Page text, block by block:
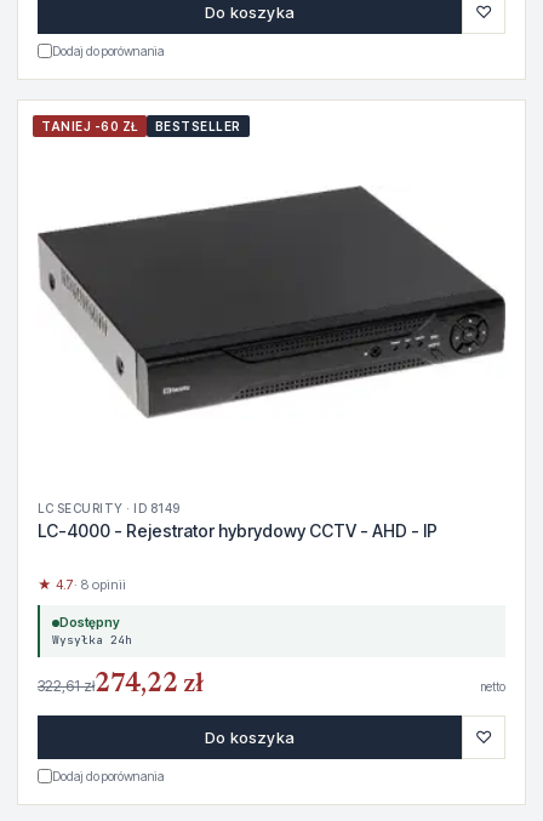
Do koszyka ♡
Dodaj do porównania
TANIEJ -60 ZŁ BESTSELLER
LC SECURITY · ID 8149
LC-4000 - Rejestrator hybrydowy CCTV - AHD - IP
★ 4.7· 8 opinii
Dostępny
Wysyłka 24h
322,61 zł274,22 zł netto
Do koszyka ♡
Dodaj do porównania